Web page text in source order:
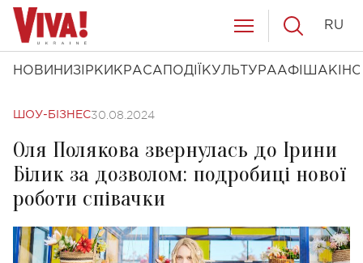
НОВИНИ ЗІРКИ КРАСА ПОДІЇ КУЛЬТУРААФІША КІНО
RU
ШОУ-БІЗНЕС30.08.2024
Оля Полякова звернулась до Ірини
Білик за дозволом: подробиці нової
роботи співачки